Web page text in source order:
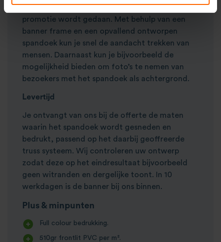
openingen, modeshows of feesten waar
promotie wordt gedaan. Met behulp van een
banner frame en een opvallend ontworpen
spandoek kun je snel de aandacht trekken van
mensen. Daarnaast kun je bijvoorbeeld de
mogelijkheid bieden om foto’s te nemen van
bezoekers met het spandoek als achtergrond.
Levertijd
Je ontvangt van ons bij de offerte de maten
waarin het spandoek wordt gesneden en
bedrukt, passend op het daarbij geoffreerde
truss systeem. Wij controleren uw ontwerp
zodat deze op het eindresultaat bijvoorbeeld
geen witranden en dergelijke toont. In 10
werkdagen is de banner bij ons binnen.
Plus & minpunten
Full colour bedrukking.
510gr frontlit PVC per m².